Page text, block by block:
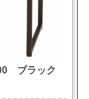
ブラック